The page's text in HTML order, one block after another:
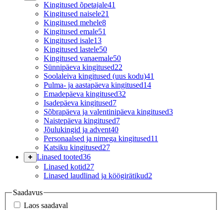
Kingitused õpetajale41
Kingitused naisele21
Kingitused mehele8
Kingitused emale51
Kingitused isale13
Kingitused lastele50
Kingitused vanaemale50
Sünnipäeva kingitused22
Soolaleiva kingitused (uus kodu)41
Pulma- ja aastapäeva kingitused14
Emadepäeva kingitused32
Isadepäeva kingitused7
Sõbrapäeva ja valentinipäeva kingitused3
Naistepäeva kingitused7
Jõulukingid ja advent40
Personaalsed ja nimega kingitused11
Katsiku kingitused27
Linased tooted36
Linased kotid27
Linased laudlinad ja köögirätikud2
Saadavus
Laos saadaval